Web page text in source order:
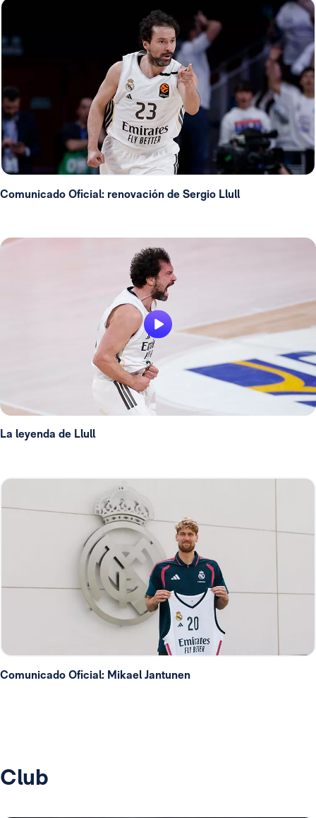
Comunicado Oficial: renovación de Sergio Llull
La leyenda de Llull
Comunicado Oficial: Mikael Jantunen
Club